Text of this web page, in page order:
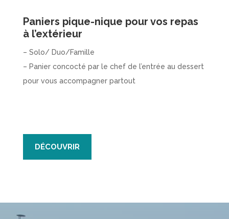
Paniers pique-nique pour vos repas
à l’extérieur
– Solo/ Duo/Famille
– Panier concocté par le chef de l’entrée au dessert
pour vous accompagner partout
DÉCOUVRIR